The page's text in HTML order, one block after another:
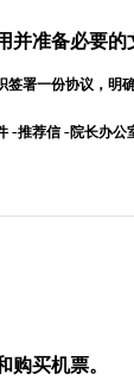
准备必要的
署一份协议，明
-推荐信-院长办公
买机票。